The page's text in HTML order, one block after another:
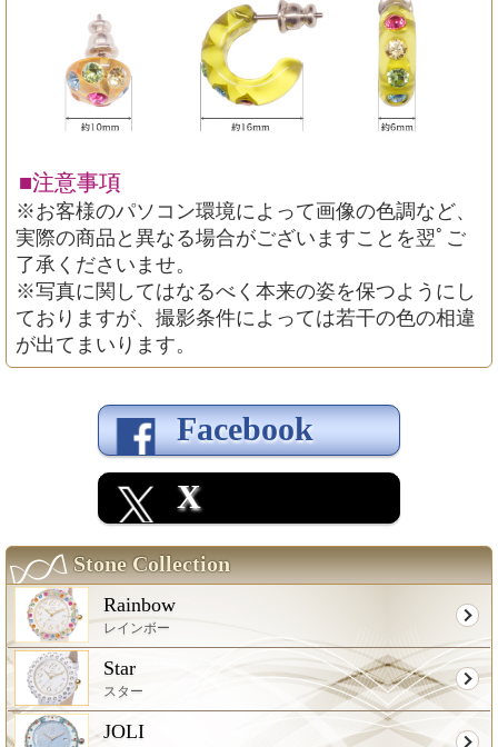
■注意事項
※お客様のパソコン環境によって画像の色調など、
実際の商品と異なる場合がございますことを翌ﾟご
了承くださいませ。
※写真に関してはなるべく本来の姿を保つようにし
ておりますが、撮影条件によっては若干の色の相違
が出てまいります。
Facebook
X
Stone Collection
Rainbow
レインボー
Star
スター
JOLI